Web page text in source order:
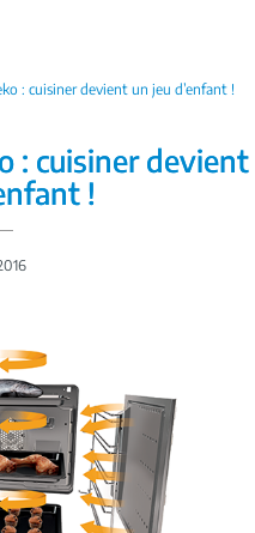
: cuisiner devient un jeu d’enfant !
: cuisiner devient
!